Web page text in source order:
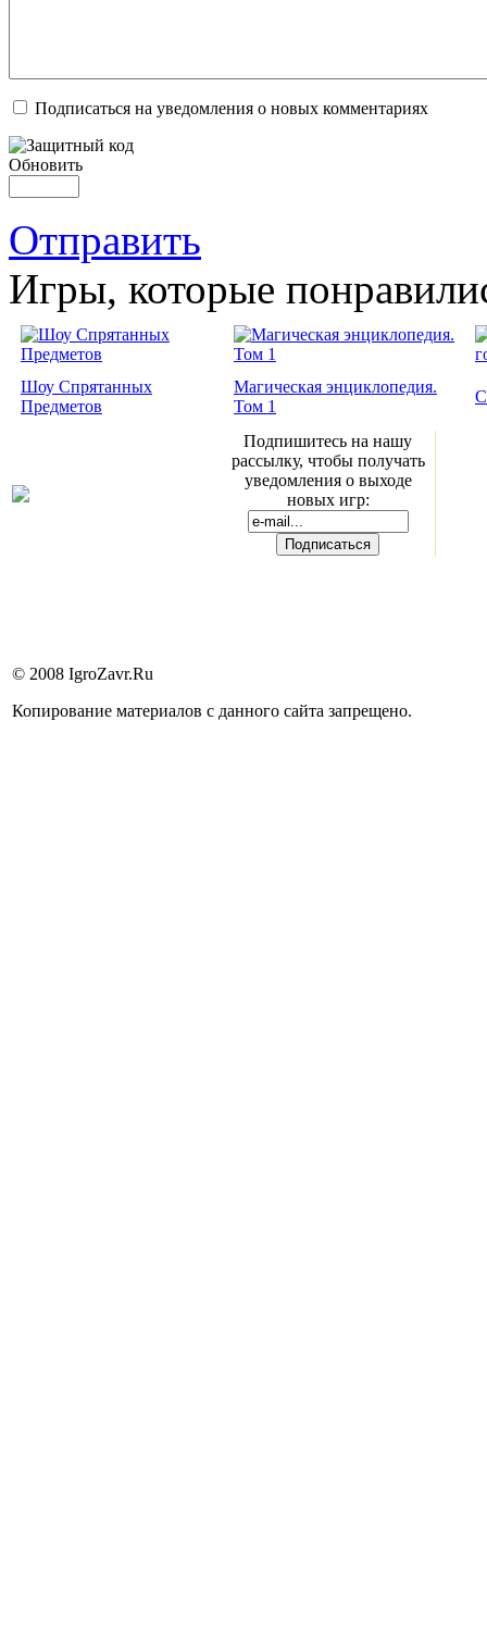
Подписаться на уведомления о новых комментариях
Обновить
Отправить
Игры, которые
Шоу Спрятанных
Предметов
Магическая энциклопедия.
Том 1
Подпишитесь на нашу
рассылку, чтобы получать
уведомления о выходе
новых игр:
© 2008 IgroZavr.Ru
Копирование материалов с данного сайта запрещено.